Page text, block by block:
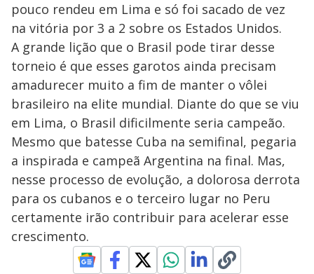
pouco rendeu em Lima e só foi sacado de vez
na vitória por 3 a 2 sobre os Estados Unidos.
A grande lição que o Brasil pode tirar desse
torneio é que esses garotos ainda precisam
amadurecer muito a fim de manter o vôlei
brasileiro na elite mundial. Diante do que se viu
em Lima, o Brasil dificilmente seria campeão.
Mesmo que batesse Cuba na semifinal, pegaria
a inspirada e campeã Argentina na final. Mas,
nesse processo de evolução, a dolorosa derrota
para os cubanos e o terceiro lugar no Peru
certamente irão contribuir para acelerar esse
crescimento.